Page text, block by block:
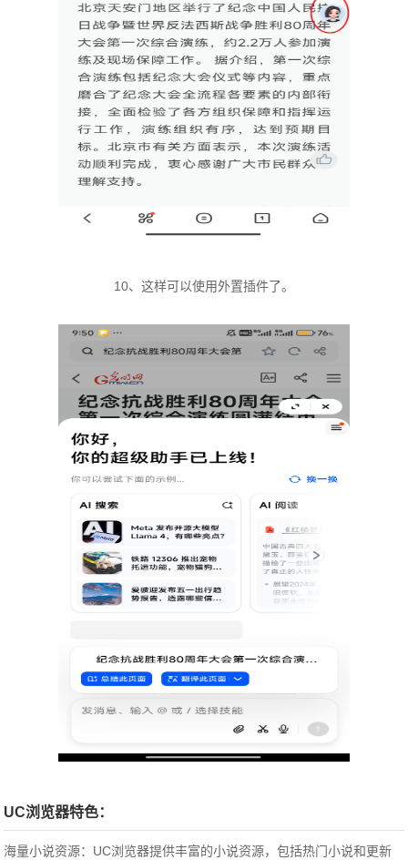
10、这样可以使用外置插件了。
UC浏览器特色：
海量小说资源：UC浏览器提供丰富的小说资源，包括热门小说和更新